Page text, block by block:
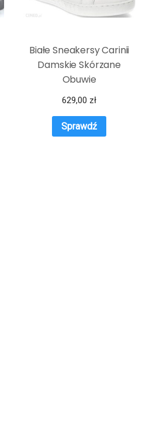
Białe Sneakersy Carinii
Damskie Skórzane
Obuwie
629,00 zł
Sprawdź